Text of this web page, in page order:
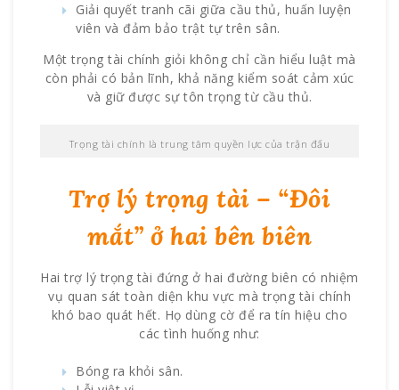
Giải quyết tranh cãi giữa cầu thủ, huấn luyện
viên và đảm bảo trật tự trên sân.
Một trọng tài chính giỏi không chỉ cần hiểu luật mà
còn phải có bản lĩnh, khả năng kiểm soát cảm xúc
và giữ được sự tôn trọng từ cầu thủ.
Trọng tài chính là trung tâm quyền lực của trận đấu
Trợ lý trọng tài – “Đôi
mắt” ở hai bên biên
Hai trợ lý trọng tài đứng ở hai đường biên có nhiệm
vụ quan sát toàn diện khu vực mà trọng tài chính
khó bao quát hết. Họ dùng cờ để ra tín hiệu cho
các tình huống như:
Bóng ra khỏi sân.